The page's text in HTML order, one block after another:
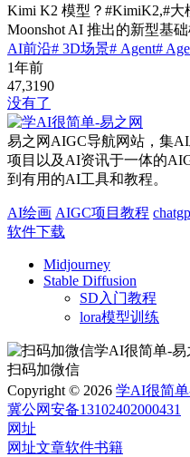
Kimi K2 模型？#KimiK2,#
Moonshot AI 推出的新型基
AI前沿# 3D场景# Agent#
1年前
47,3190
没有了
易之网AIGC导航网站，集
项目以及AI资讯于一体的
到有用的AI工具和教程。
AI绘画 AIGC项目教程
软件下载
Midjourney
Stable Diffusion
SD入门教程
lora模型训练
扫码加微信
Copyright © 2026 学AI很简单
冀公网安备13102402000431
网址
网址文章软件书籍